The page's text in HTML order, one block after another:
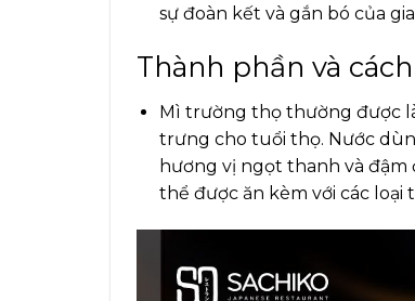
sự đoàn kết và gắn bó của
Thành phần và
Mì trường thọ thường được
trưng cho tuổi thọ. Nước
hương vị ngọt thanh và đậm
thể được ăn kèm với các